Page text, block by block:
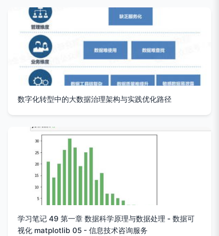
数字化转型中的大数据治理架构与实践优化路径
学习笔记 49 第一章 数据科学原理与数据处理 - 数据可
视化 matplotlib 05 - 信息技术咨询服务